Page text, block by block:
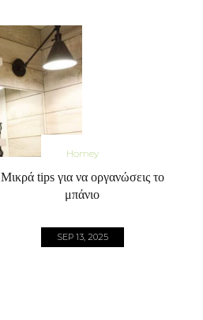
Homey
Μικρά tips για να οργανώσεις το
μπάνιο
SEP 13, 2025